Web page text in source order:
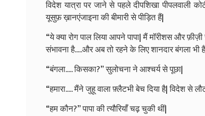
विदेश यात्रा पर जाने से पहले दीपशिखा पीपलवाली
यूसुफ़ ख़ानएंजाइना की बीमारी से पीड़ित हैं|
“ये क्या रोग पाल लिया आपने पापा| मैं मॉरीशस और
संभावना है.....और अब तो रहने के लिए शानदार बंगला भी
“बंगला..... किसका?” सुलोचना ने आश्चर्य से पूछा|
“हमारा..... मैंने जुहू वाला फ़्लैटभी बेच दिया है| विदेश से
“हम कौन?” पापा की त्यौरियाँ चढ़ चुकी थीं|